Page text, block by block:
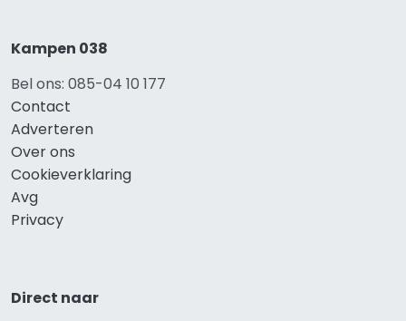
Kampen 038
Bel ons: 085-04 10 177
Contact
Adverteren
Over ons
Cookieverklaring
Avg
Privacy
Direct naar